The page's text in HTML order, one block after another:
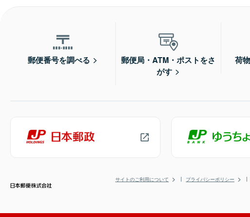
郵便番号を調べる
郵便局・ATM・ポストをさ
がす
荷
サイトのご利用について プライバシーポリシー